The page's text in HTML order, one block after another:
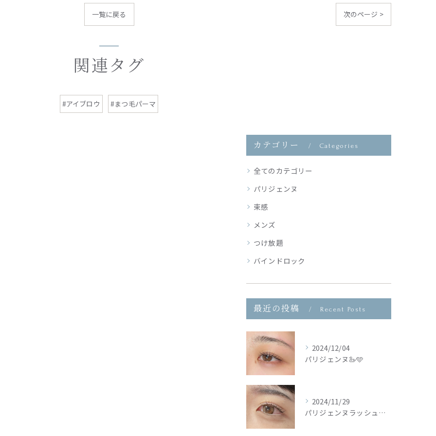
一覧に戻る 次のページ >
関連タグ
#アイブロウ #まつ毛パーマ
カテゴリー Categories
全てのカテゴリー
パリジェンヌ
束感
メンズ
つけ放題
バインドロック
最近の投稿 Recent Posts
2024/12/04
パリジェンヌ🦢🩵
2024/11/29
パリジェンヌラッシュリフト🦢🩵